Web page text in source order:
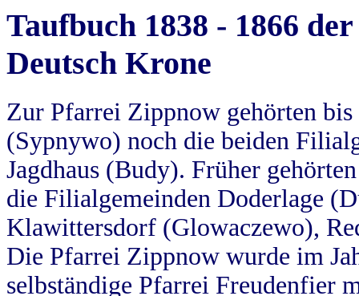
Taufbuch 1838 - 1866
Deutsch Krone
Zur Pfarrei Zippnow gehörten
(Sypnywo) noch die beiden
Jagdhaus (Budy). Früher
die Filialgemeinden Doderlage
Klawittersdorf (Glowaczewo),
Die Pfarrei Zippnow wurde im
selbständige Pfarrei Freudenfier